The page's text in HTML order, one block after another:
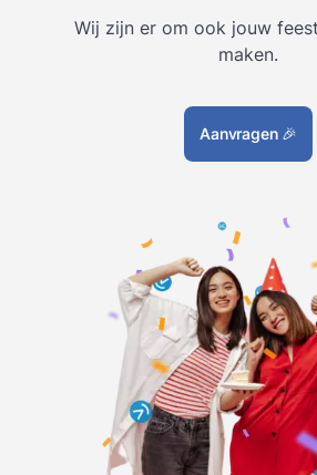
Wij zijn er om ook jouw
maken.
Aanvragen 🎉